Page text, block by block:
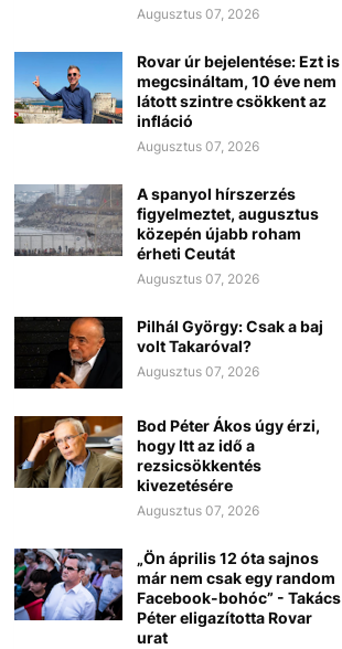
Augusztus 07, 2026
Rovar úr bejelentése: Ezt is
megcsináltam, 10 éve nem
látott szintre csökkent az
infláció
Augusztus 07, 2026
A spanyol hírszerzés
figyelmeztet, augusztus
közepén újabb roham
érheti Ceutát
Augusztus 07, 2026
Pilhál György: Csak a baj
volt Takaróval?
Augusztus 07, 2026
Bod Péter Ákos úgy érzi,
hogy Itt az idő a
rezsicsökkentés
kivezetésére
Augusztus 07, 2026
„Ön április 12 óta sajnos
már nem csak egy random
Facebook-bohóc” - Takács
Péter eligazította Rovar
urat